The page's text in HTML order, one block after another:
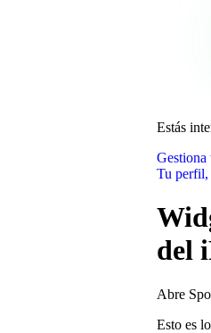
Estás
Gestiona
Tu perfil,
del
Abre
Esto es